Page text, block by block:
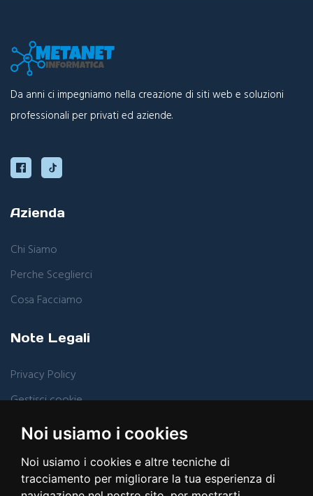
Noi usiamo i cookies
Noi usiamo i cookies e altre tecniche di
tracciamento per migliorare la tua esperienza di
Da anni ci impegniamo nella creazione di siti web e soluzioni
professionali per privati ed aziende.
Azienda
Chi Siamo
Perche Sceglierci
Cosa Facciamo
Note Legali
Privacy Policy
Gestisci cookie
Risorse
Blog